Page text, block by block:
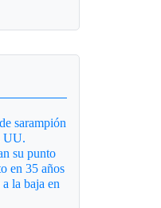
sarampión
UU.
su punto
en 35 años
la baja en